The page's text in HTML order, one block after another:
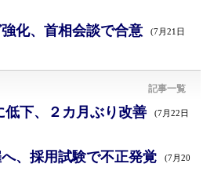
化、首相会談で合意 (7月21日
記事一覧
低下、２カ月ぶり改善 (7月22日
、採用試験で不正発覚
(7月20